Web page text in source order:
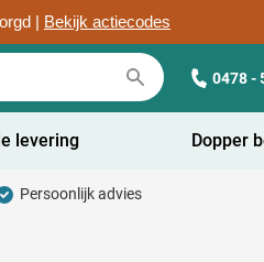
| Bekijk actiecodes
0478 -
levering Dopper
Persoonlijk advies